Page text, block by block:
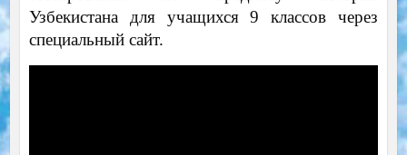
Узбекистана для учащихся 9 классов через
специальный сайт.